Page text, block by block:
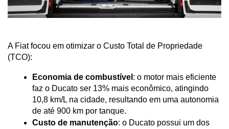
A Fiat focou em otimizar o Custo Total de Propriedade
(TCO):
Economia de combustível : o motor mais eficiente
faz o Ducato ser 13% mais econômico, atingindo
10,8 km/L na cidade, resultando em uma autonomia
de até 900 km por tanque.
Custo de manutenção: o Ducato possui um dos